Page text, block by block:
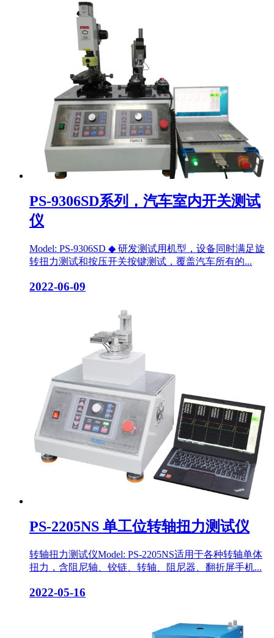
PS-9306SD系列，汽车室内开关测试
仪
Model: PS-9306SD ◆ 研发测试用机型，设备同时满足旋
转扭力测试和按压开关按键测试，覆盖汽车所有的...
2022-06-09
PS-2205NS 单工位转轴扭力测试仪
转轴扭力测试仪Model: PS-2205NS适用于各种转轴单体
扭力，含阻尼轴、铰链、转轴、阻尼器、翻折屏手机...
2022-05-16